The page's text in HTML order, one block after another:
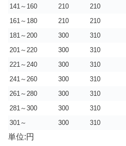
141～160
210 210
161～180
210 210
181～200
300 310
201～220
300 310
221～240
300 310
241～260
300 310
261～280
300 310
281～300
300 310
301～
300 310
単位:円